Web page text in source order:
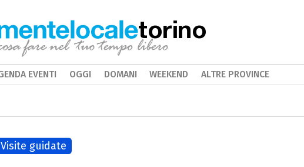
Visite guidate
torino
EVENTI OGGI DOMANI WEEKEND ALTRE PROVINCE